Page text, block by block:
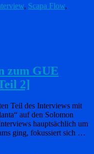
, Scapa Flow,
zum GUE
2]
Teil des Interviews mit
auf den Solomon
hauptsächlich um
ging, fokussiert sich …